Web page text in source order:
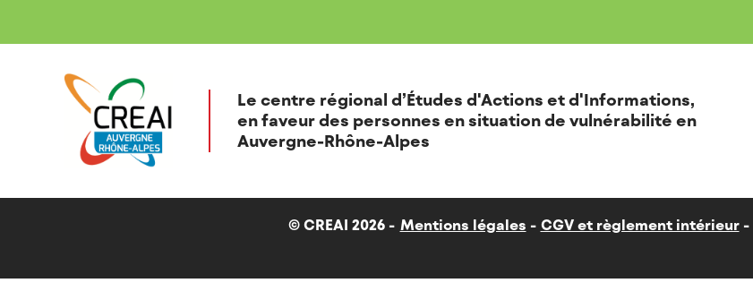
Le centre régional d’Études d'Actions et d'Informations,
en faveur des personnes en situation de vulnérabilité en
Auvergne-Rhône-Alpes
© CREAI 2026 - Mentions légales CGV et règlement intérieur